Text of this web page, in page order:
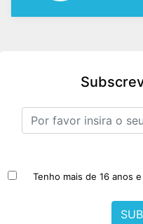
Tenho mais de 16 anos